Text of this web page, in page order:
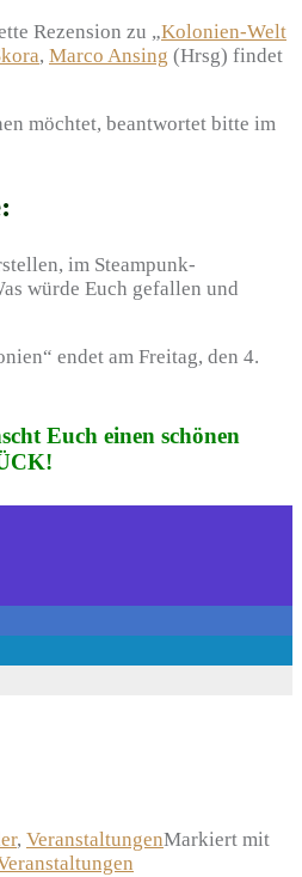
Rezension zu „Kolonien-Welt
, Marco Ansing (Hrsg) findet
möchtet, beantwortet bitte im
im Steampunk-
würde Euch gefallen und
endet am Freitag, den 4.
Euch einen schönen
, VeranstaltungenMarkiert mit